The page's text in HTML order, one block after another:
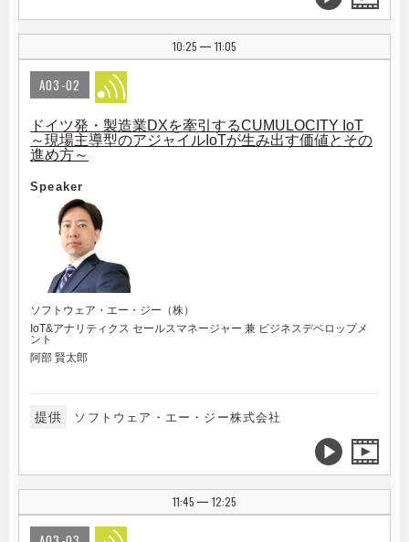
10:25 | 11:05
A03-02
ドイツ発・製造業DXを牽引するCUMULOCITY IoT
～現場主導型のアジャイルIoTが生み出す価値とその
進め方～
Speaker
ソフトウェア・エー・ジー（株）
IoT&アナリティクス セールスマネージャー 兼 ビジネスデベロップメ
ント
阿部 賢太郎
提供 ソフトウェア・エー・ジー株式会社
11:45 | 12:25